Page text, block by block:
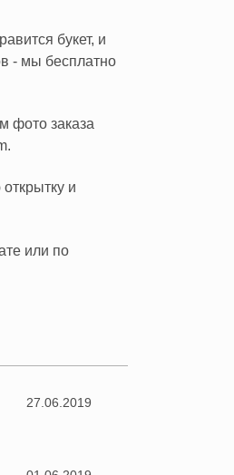
букет, и
- мы бесплатно
фото заказа
и
или по
27.06.2019